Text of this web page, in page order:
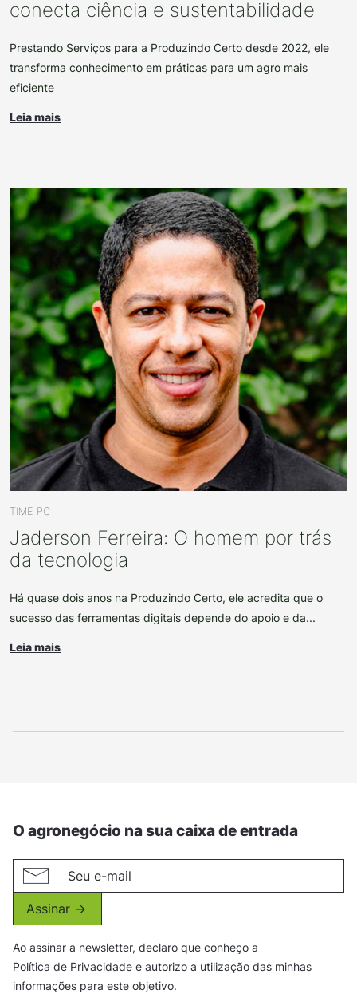
conecta ciência e sustentabilidade
Prestando Serviços para a Produzindo Certo desde 2022, ele
transforma conhecimento em práticas para um agro mais
eficiente
Leia mais
TIME PC
Jaderson Ferreira: O homem por trás
da tecnologia
Há quase dois anos na Produzindo Certo, ele acredita que o
sucesso das ferramentas digitais depende do apoio e da...
Leia mais
O agronegócio na sua caixa de entrada
Assinar ->
Ao assinar a newsletter, declaro que conheço a
Política de Privacidade e autorizo a utilização das minhas
informações para este objetivo.